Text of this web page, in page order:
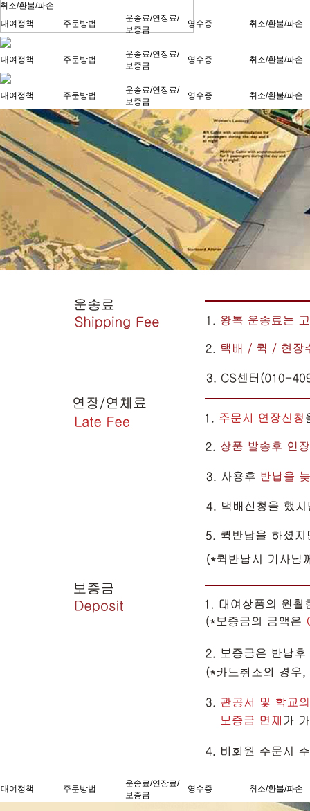
취소/환불/파손
대여정책
주문방법
운송료/연장료/
보증금
영수증 취소/환불/파손
대여정책 주문방법
운송료/연장료/
보증금
영수증 취소/환불/파손
대여정책 주문방법
운송료/연장료/
보증금
영수증 취소/환불/파손
대여정책 주문방법
운송료/연장료/
보증금
영수증 취소/환불/파손